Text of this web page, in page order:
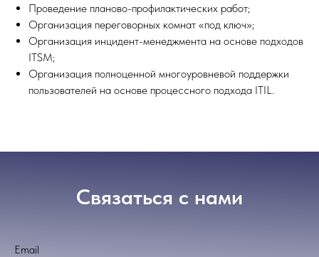
Проведение планово-профилактических работ;
Организация переговорных комнат «под ключ»;
Организация инцидент-менеджмента на основе подходов
ITSM;
Организация полноценной многоуровневой поддержки
пользователей на основе процессного подхода ITIL.
Связаться с нами
Email